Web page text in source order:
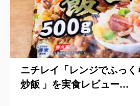
ニチレイ「レンジでふっく
炒飯 」を実食レビュー...